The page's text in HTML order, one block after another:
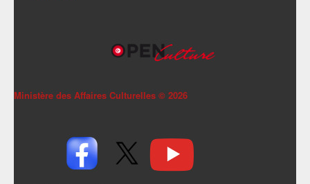
Ministère des Affaires Culturelles © 2026